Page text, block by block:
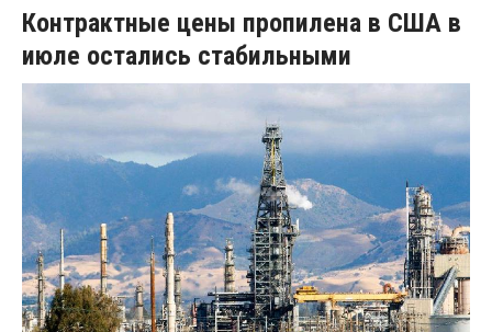
Контрактные цены пропилена в США в
июле остались стабильными